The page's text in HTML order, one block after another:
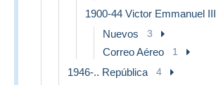
1900-44 Victor Emmanuel III
Nuevos 3
Correo Aéreo 1
1946-.. República 4